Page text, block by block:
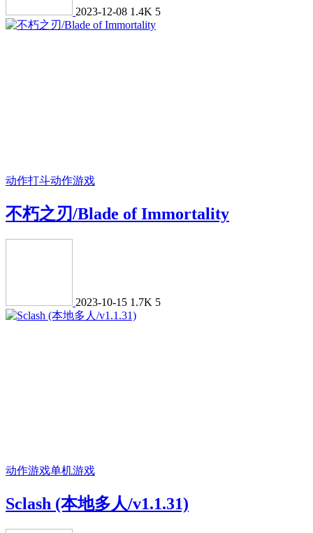
2023-12-08 1.4K 5
动作打斗动作游戏
不朽之刃/Blade of Immortality
2023-10-15 1.7K 5
动作游戏单机游戏
Sclash (本地多人/v1.1.31)